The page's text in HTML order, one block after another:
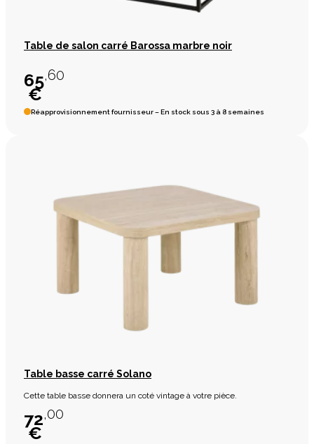
Table de salon carré Barossa marbre noir
65,60
€
Réapprovisionnement fournisseur – En stock sous 3 à 8 semaines
Table basse carré Solano
Cette table basse donnera un coté vintage à votre pièce.
72,00
€